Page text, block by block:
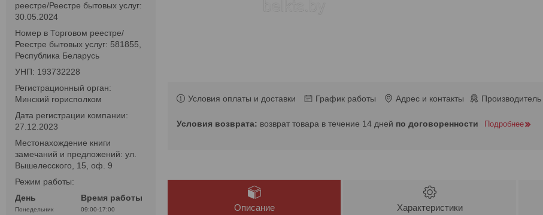
Условия оплаты и доставки График работы Адрес и контакты Производитель
возврат товара в течение 14 дней по договоренности Подробнее
Описание Характеристики
реестре/Реестре бытовых услуг:
30.05.2024
Номер в Торговом реестре/
Реестре бытовых услуг: 581855,
Республика Беларусь
УНП: 193732228
Регистрационный орган:
Минский горисполком
Дата регистрации компании:
27.12.2023
Местонахождение книги
замечаний и предложений: ул.
Вышелесского, 15, оф. 9
Режим работы:
День
Время работы
Понедельник
09:00-17:00